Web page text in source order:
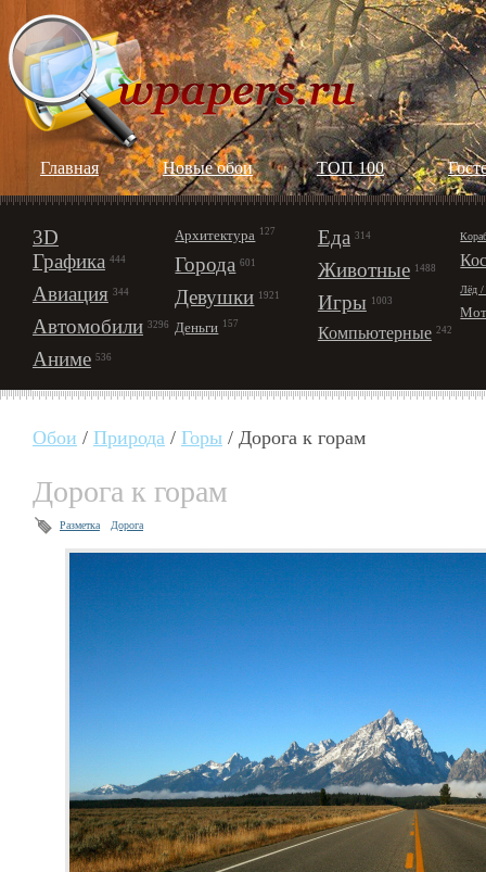
Главная Новые обои ТОП 100
3D
Графика 444
Авиация 344
Автомобили 3296
Аниме 536
Архитектура 127
Города 601
Девушки 1921
Деньги 157
Еда 314
Животные 1488
Игры 1003
Компьютерные 242
Лёд
Обои / Природа / Горы / Дорога к горам
Дорога к горам
Разметка Дорога